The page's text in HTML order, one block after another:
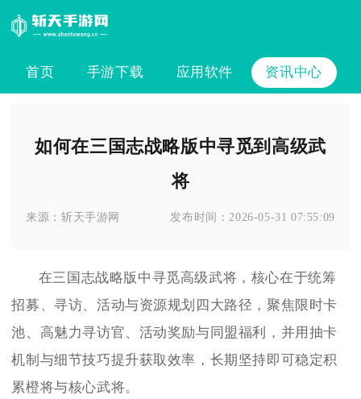
首页 手游下载 应用软件 资讯中心
如何在三国志战略版中寻觅到高级武
将
来源：斩天手游网 发布时间： 2026-05-31 07:55:09
在三国志战略版中寻觅高级武将，核心在于统筹
招募、寻访、活动与资源规划四大路径，聚焦限时卡
池、高魅力寻访官、活动奖励与同盟福利，并用抽卡
机制与细节技巧提升获取效率，长期坚持即可稳定积
累橙将与核心武将。